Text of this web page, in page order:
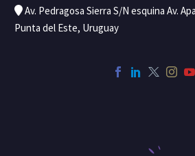
Av. Pedragosa Sierra S/N esquina Av.
Punta del Este, Uruguay